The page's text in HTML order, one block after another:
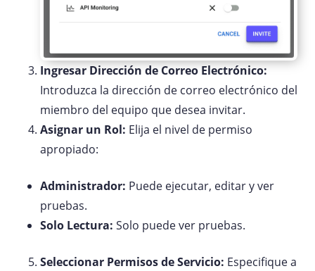
Ingresar Dirección de Correo Electrónico:
Introduzca la dirección de correo electrónico del
miembro del equipo que desea invitar.
Asignar un Rol: Elija el nivel de permiso
apropiado:
Administrador: Puede ejecutar, editar y ver
pruebas.
Solo Lectura: Solo puede ver pruebas.
Seleccionar Permisos de Servicio: Especifique a